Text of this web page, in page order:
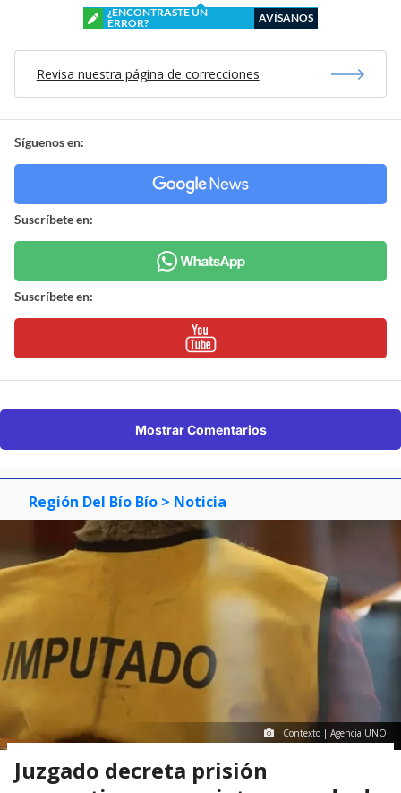
¿ENCONTRASTE UN
ERROR?
AVÍSANOS
Revisa nuestra página de correcciones
Síguenos en:
Suscríbete en:
Suscríbete en:
Mostrar Comentarios
Región Del Bío Bío > Noticia
Contexto | Agencia UNO
Juzgado decreta prisión